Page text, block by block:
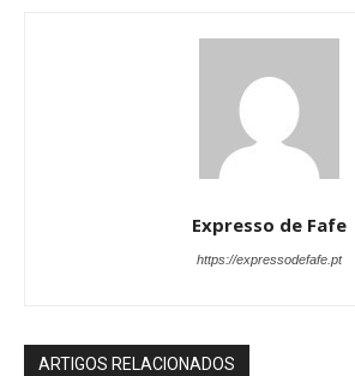
Expresso de Fafe
https://expressodefafe.pt
ARTIGOS RELACIONADOS